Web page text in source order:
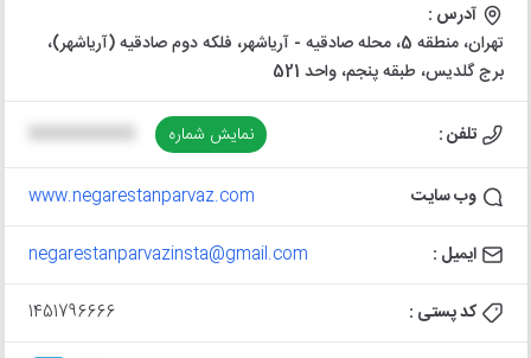
آدرس :
تهران، منطقه 5، محله صادقيه - آرياشهر، فلکه دوم صادقیه (آریاشهر)،
برج گلدیس، طبقه پنجم، واحد 521
تلفن : نمایش شماره
وب سایت www.negarestanparvaz.com
ایمیل : negarestanparvazinsta@gmail.com
کد پستی : 1451796666